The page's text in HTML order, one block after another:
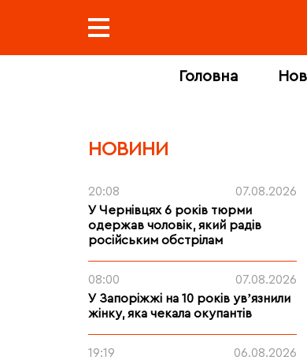
Головна
НОВИНИ
20:08
07.08.2026
У Чернівцях 6 років тюрми
одержав чоловік, який радів
російським обстрілам
08:00
07.08.2026
У Запоріжжі на 10 років увʼязнили
жінку, яка чекала окупантів
19:19
06.08.2026